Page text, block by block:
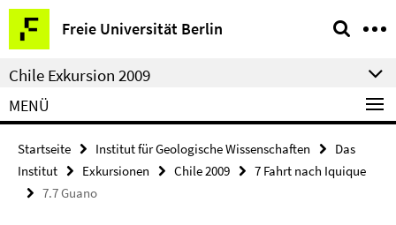
Springe
direkt
zu
Inhalt
Freie Universität Berlin
Service-
Navigation
Chile Exkursion 2009
MENÜ
Startseite Institut für Geologische Wissenschaften
Das
Institut
Exkursionen Chile 2009
7 Fahrt nach Iquique
7.7 Guano